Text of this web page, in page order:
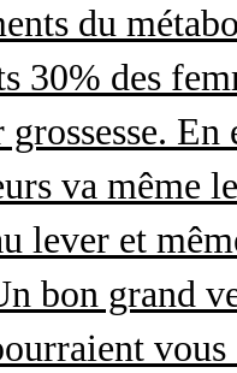
du
30% des
grossesse.
va même
lever et
bon grand
vous